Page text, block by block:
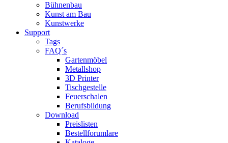
Bühnenbau
Kunst am Bau
Kunstwerke
Support
Tags
FAQ´s
Gartenmöbel
Metallshop
3D Printer
Tischgestelle
Feuerschalen
Berufsbildung
Download
Preislisten
Bestellforumlare